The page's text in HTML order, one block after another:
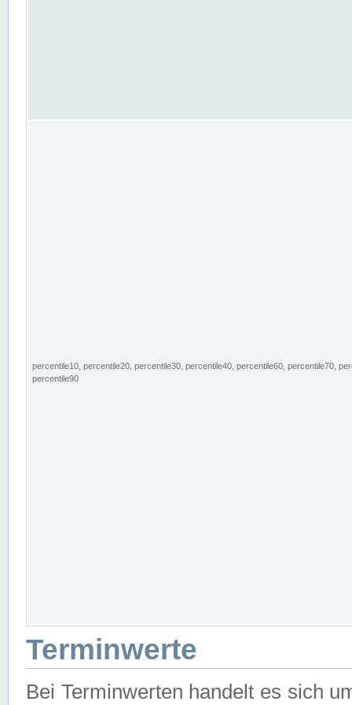
percentile10, percentile20, percentile30, percentile40, percentile60, percentile70,
percentile90
Terminwerte
Bei Terminwerten handelt es sich